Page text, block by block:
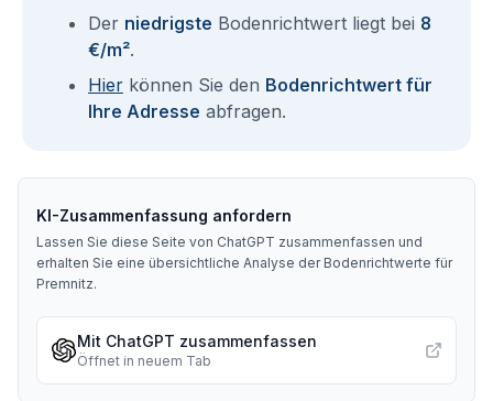
Der niedrigste Bodenrichtwert liegt bei 8
€/m².
Hier können Sie den Bodenrichtwert für
Ihre Adresse abfragen.
KI-Zusammenfassung anfordern
Lassen Sie diese Seite von ChatGPT zusammenfassen und
erhalten Sie eine übersichtliche Analyse der Bodenrichtwerte für
Premnitz.
Mit ChatGPT zusammenfassen
Öffnet in neuem Tab